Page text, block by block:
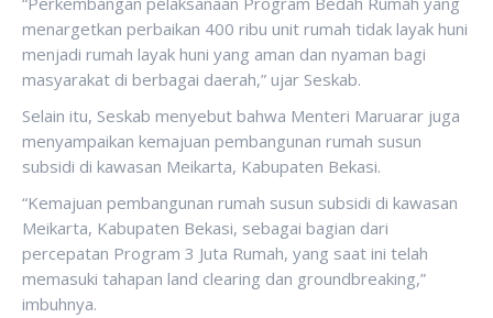
menargetkan perbaikan 400 ribu unit rumah tidak layak huni
menjadi rumah layak huni yang aman dan nyaman bagi
masyarakat di berbagai daerah,” ujar Seskab.
Selain itu, Seskab menyebut bahwa Menteri Maruarar juga
menyampaikan kemajuan pembangunan rumah susun
subsidi di kawasan Meikarta, Kabupaten Bekasi.
“Kemajuan pembangunan rumah susun subsidi di kawasan
Meikarta, Kabupaten Bekasi, sebagai bagian dari
percepatan Program 3 Juta Rumah, yang saat ini telah
memasuki tahapan land clearing dan groundbreaking,”
imbuhnya.